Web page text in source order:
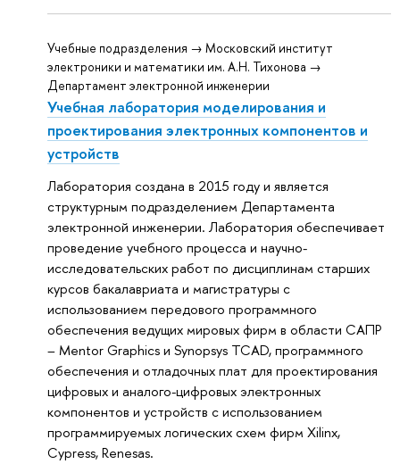
Учебные подразделения → Московский институт
электроники и математики им. А.Н. Тихонова →
Департамент электронной инженерии
Учебная лаборатория моделирования и
проектирования электронных компонентов и
устройств
Лаборатория создана в 2015 году и является
структурным подразделением Департамента
электронной инженерии. Лаборатория обеспечивает
проведение учебного процесса и научно-
исследовательских работ по дисциплинам старших
курсов бакалавриата и магистратуры с
использованием передового программного
обеспечения ведущих мировых фирм в области САПР
– Mentor Graphics и Synopsys TCAD, программного
обеспечения и отладочных плат для проектирования
цифровых и аналого-цифровых электронных
компонентов и устройств с использованием
программируемых логических схем фирм Xilinx,
Cypress, Renesas.